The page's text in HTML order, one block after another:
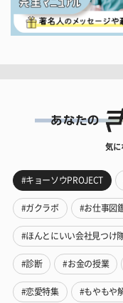
気に
#キョーソウPROJECT
#ガクラボ #お仕事図
#ほんとにいい会社見つけ
#診断 #お金の授業
#恋愛特集 #もやもや